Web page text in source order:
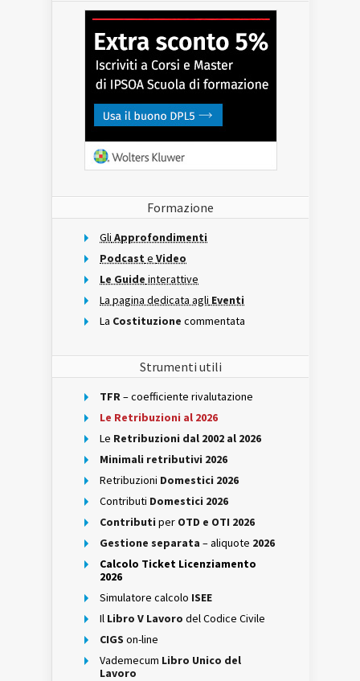
Formazione
Gli Approfondimenti
Podcast e Video
Le Guide interattive
La pagina dedicata agli Eventi
La Costituzione commentata
Strumenti utili
TFR– coefficiente rivalutazione
Le Retribuzioni al 2026
Le Retribuzioni dal 2002 al 2026
Minimali retributivi 2026
Retribuzioni Domestici 2026
Contributi Domestici 2026
Contributi per OTD e OTI 2026
Gestione separata – aliquote 2026
Calcolo Ticket Licenziamento
2026
Simulatore calcolo ISEE
Il Libro V Lavoro del Codice Civile
CIGS on-line
Vademecum Libro Unico del
Lavoro